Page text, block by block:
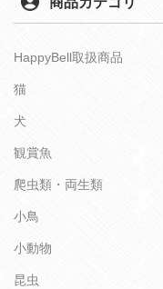
HappyBell取扱商品
猫
犬
観賞魚
爬虫類・両生類
小鳥
小動物
昆虫